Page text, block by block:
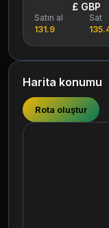
£ GBP
Satın al
131.9
Sat
Harita konumu
Rota oluştur